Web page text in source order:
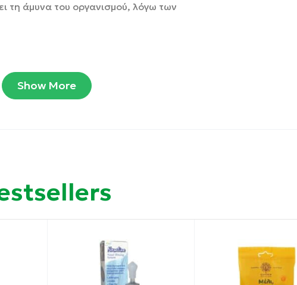
τη άμυνα του οργανισμού, λόγω των
Βιταμίνης C 1000 mg και Μέλι
(βήχας, καταρροή).
Show More